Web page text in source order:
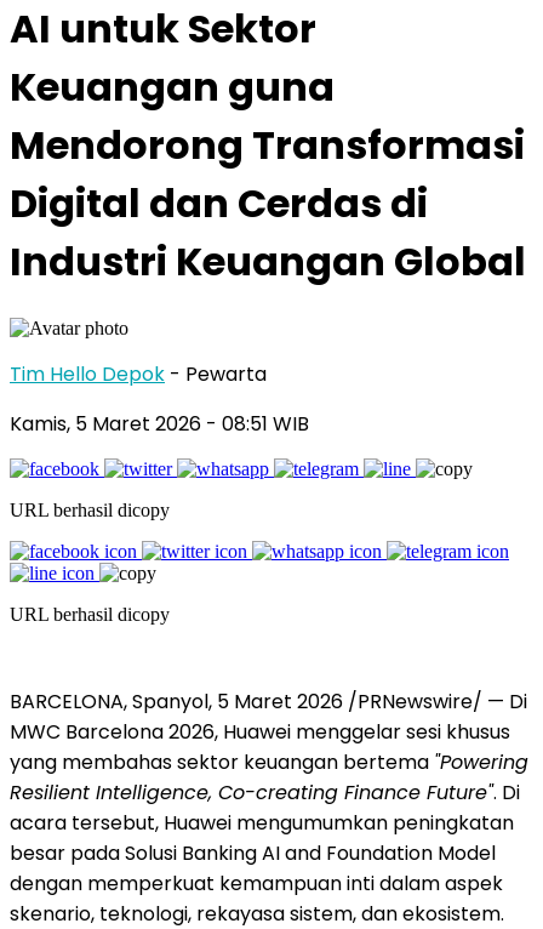
AI untuk Sektor
Keuangan guna
Mendorong Transformasi
Digital dan Cerdas di
Industri Keuangan Global
Tim Hello Depok - Pewarta
Kamis, 5 Maret 2026 - 08:51 WIB
URL berhasil dicopy
URL berhasil dicopy
BARCELONA, Spanyol, 5 Maret 2026 /PRNewswire/ — Di
MWC Barcelona 2026, Huawei menggelar sesi khusus
yang membahas sektor keuangan bertema "Powering
Resilient Intelligence, Co-creating Finance Future". Di
acara tersebut, Huawei mengumumkan peningkatan
besar pada Solusi Banking AI and Foundation Model
dengan memperkuat kemampuan inti dalam aspek
skenario, teknologi, rekayasa sistem, dan ekosistem.